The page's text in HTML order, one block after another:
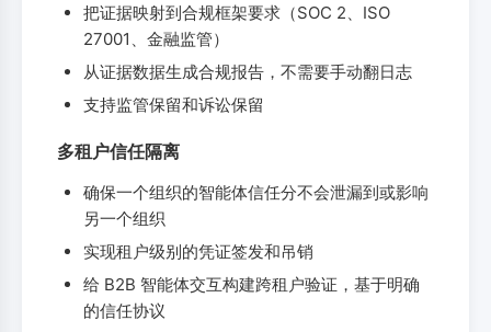
把证据映射到合规框架要求（SOC 2、ISO
27001、金融监管）
从证据数据生成合规报告，不需要手动翻日志
支持监管保留和诉讼保留
多租户信任隔离
确保一个组织的智能体信任分不会泄漏到或影响
另一个组织
实现租户级别的凭证签发和吊销
给 B2B 智能体交互构建跨租户验证，基于明确
的信任协议